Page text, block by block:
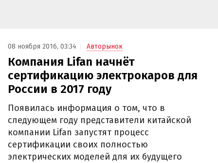
08 ноября 2016, 03:34 Авторынок
Компания Lifan начнёт
сертификацию электрокаров для
России в 2017 году
Появилась информация о том, что в
следующем году представители китайской
компании Lifan запустят процесс
сертификации своих полностью
электрических моделей для их будущего